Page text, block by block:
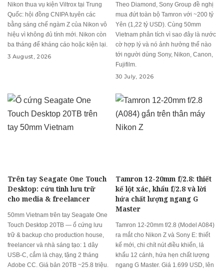
Nikon thua vụ kiện Viltrox tại Trung
Quốc: hội đồng CNIPA tuyên các
bằng sáng chế ngàm Z của Nikon vô
hiệu vì không đủ tính mới. Nikon còn
ba tháng để kháng cáo hoặc kiện lại.
3 August, 2026
Theo Diamond, Sony Group đề nghị
mua đứt toàn bộ Tamron với ~200 tỷ
Yên (1,22 tỷ USD). Cùng 50mm
Vietnam phân tích vì sao đây là nước
cờ hợp lý và nó ảnh hưởng thế nào
tới người dùng Sony, Nikon, Canon,
Fujifilm.
30 July, 2026
Trên tay Seagate One Touch
Desktop: cứu tinh lưu trữ
cho media & freelancer
50mm Vietnam trên tay Seagate One
Touch Desktop 20TB — ổ cứng lưu
trữ & backup cho production house,
freelancer và nhà sáng tạo: 1 dây
USB-C, cắm là chạy, tặng 2 tháng
Adobe CC. Giá bản 20TB ~25.8 triệu.
Tamron 12-20mm f/2.8: thiết
kế lột xác, khẩu f/2.8 và lời
hứa chất lượng ngang G
Master
Tamron 12-20mm f/2.8 (Model A084)
ra mắt cho Nikon Z và Sony E: thiết
kế mới, chi chít nút điều khiển, lá
khẩu 12 cánh, hứa hẹn chất lượng
ngang G Master. Giá 1.699 USD, lên